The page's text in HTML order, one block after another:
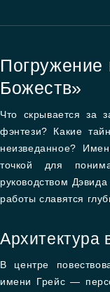
Божеств»
Что скрывается за
фэнтези? Какие
неизведанное?
точкой для
руководством
работы славятся
Архитектура
В центре
имени Грейс —